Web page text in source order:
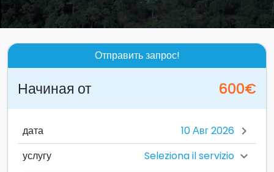
Отправить запрос!
Начиная от 600€
дата chevron_right
услугу Seleziona il servizio chevron_right